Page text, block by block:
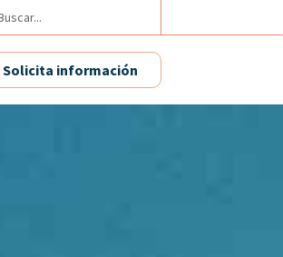
Solicita información